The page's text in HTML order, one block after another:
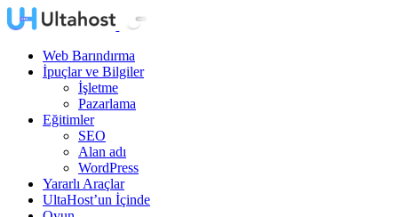
Web Barındırma
İpuçlar ve Bilgiler
İşletme
Pazarlama
Eğitimler
SEO
Alan adı
WordPress
Yararlı Araçlar
UltaHost’un İçinde